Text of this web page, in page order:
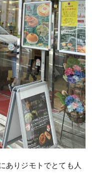
ありジモトでとても人